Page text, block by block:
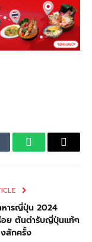
WhatsApp
Email
หารญี่ปุ่น 2024
อย ต้นตำรับญี่ปุ่นแท้ๆ
สักครั้ง